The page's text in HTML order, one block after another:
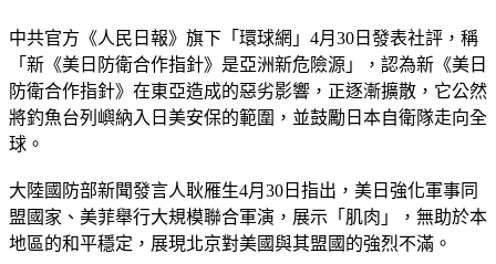
中共官方《人民日報》旗下「環球網」4月30日發表社評，稱
「新《美日防衛合作指針》是亞洲新危險源」，認為新《美日
防衛合作指針》在東亞造成的惡劣影響，正逐漸擴散，它公然
將釣魚台列嶼納入日美安保的範圍，並鼓勵日本自衛隊走向全
球。
大陸國防部新聞發言人耿雁生4月30日指出，美日強化軍事同
盟國家、美菲舉行大規模聯合軍演，展示「肌肉」，無助於本
地區的和平穩定，展現北京對美國與其盟國的強烈不滿。